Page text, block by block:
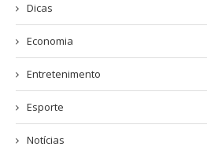
Dicas
Economia
Entretenimento
Esporte
Notícias